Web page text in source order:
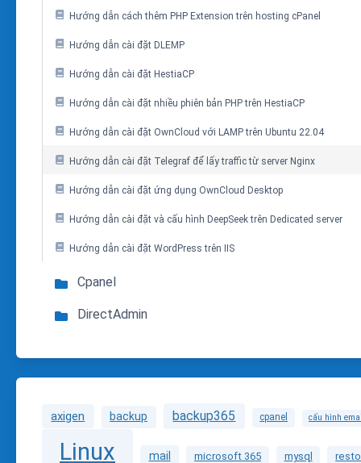
Hướng dẫn cách thêm PHP Extension trên hosting cPanel
Hướng dẫn cài đặt DLEMP
Hướng dẫn cài đặt HestiaCP
Hướng dẫn cài đặt nhiều phiên bản PHP trên HestiaCP
Hướng dẫn cài đặt OwnCloud với LAMP trên Ubuntu 22.04
Hướng dẫn cài đặt Telegraf để lấy traffic từ server Nginx
Hướng dẫn cài đặt ứng dụng OwnCloud Desktop
Hướng dẫn cài đặt và cấu hình DeepSeek trên Dedicated server
Hướng dẫn cài đặt WordPress trên IIS
Cpanel
DirectAdmin
axigen backup backup365 cpanel cấu hình
Linux mail microsoft 365 mysql